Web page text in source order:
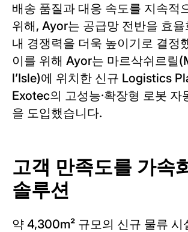
배송 품질과 대응 속도를 지속적
위해, Ayor는 공급망 전반을 효
내 경쟁력을 더욱 높이기로 결정
이를 위해 Ayor는 마르삭쉬르릴
l’Isle)에 위치한 신규 Logistics
Exotec의 고성능·확장형 로봇 자
을 도입했습니다.
고객 만족도를 가속
솔루션
약 4,300m² 규모의 신규 물류 시